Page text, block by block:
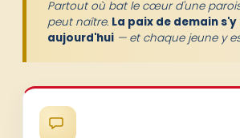
Partout où bat le cœur d'une
peut naître. La paix de demain
aujourd'hui — et chaque jeune y